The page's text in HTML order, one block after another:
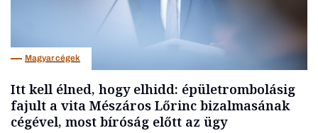
Magyar cégek
Itt kell élned, hogy elhidd: épületrombolásig
fajult a vita Mészáros Lőrinc bizalmasának
cégével, most bíróság előtt az ügy